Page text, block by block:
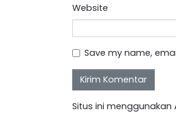
Website
Save my name,
Situs ini